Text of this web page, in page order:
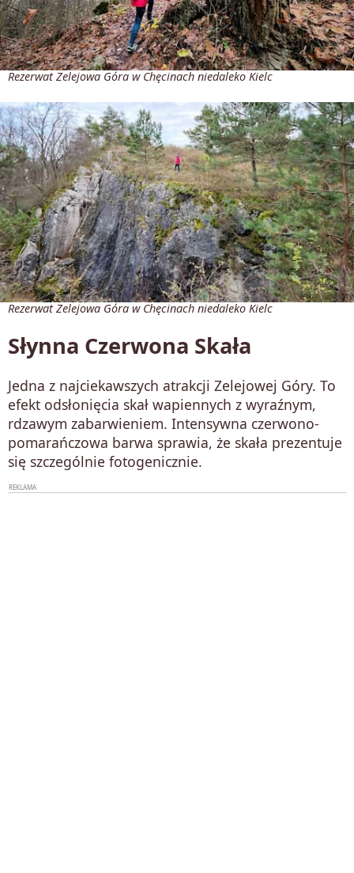
Rezerwat Zelejowa Góra w Chęcinach niedaleko Kielc
Rezerwat Zelejowa Góra w Chęcinach niedaleko Kielc
Słynna Czerwona Skała
Jedna z najciekawszych atrakcji Zelejowej Góry. To
efekt odsłonięcia skał wapiennych z wyraźnym,
rdzawym zabarwieniem. Intensywna czerwono-
pomarańczowa barwa sprawia, że skała prezentuje
się szczególnie fotogenicznie.